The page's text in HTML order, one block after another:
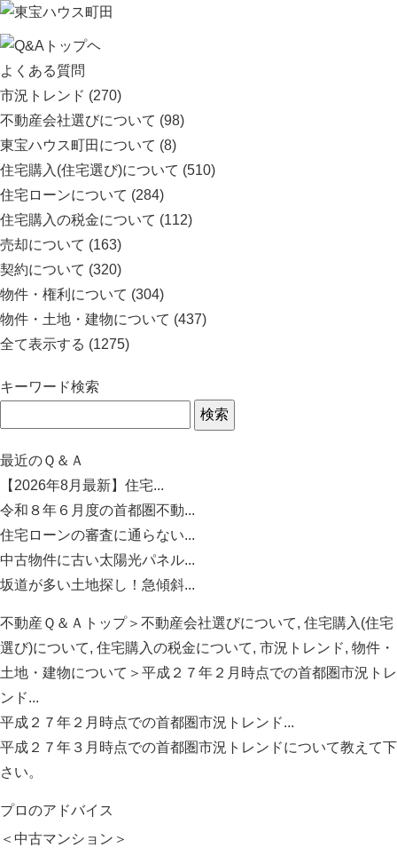
よくある質問
市況トレンド (270)
不動産会社選びについて (98)
東宝ハウス町田について (8)
住宅購入(住宅選び)について (510)
住宅ローンについて (284)
住宅購入の税金について (112)
売却について (163)
契約について (320)
物件・権利について (304)
物件・土地・建物について (437)
全て表示する (1275)
キーワード検索
最近のＱ＆Ａ
【2026年8月最新】住宅...
令和８年６月度の首都圏不動...
住宅ローンの審査に通らない...
中古物件に古い太陽光パネル...
坂道が多い土地探し！急傾斜...
不動産Ｑ＆Ａトップ＞ 不動産会社選びについて, 住宅購入(住宅
選び)について, 住宅購入の税金について, 市況トレンド, 物件・
土地・建物について ＞平成２７年２月時点での首都圏市況トレ
ンド...
平成２７年２月時点での首都圏市況トレンド...
平成２７年３月時点での首都圏市況トレンドについて教えて下
さい。
プロのアドバイス
＜中古マンション＞